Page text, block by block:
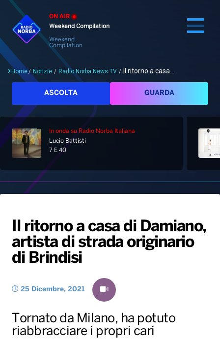
ON AIR
Weekend Compilation
Weekend
Compilation
Cerca
Home
Palinsesto
Hit Dance
Giochi&Concorsi
PALATOUR
Notizie
Locali
Musica e Spettacolo
Sport
Radio Norba Consiglia
Playlist
Generale
Notiziario
Interviste
Oroscopo
Gallery
Radio Norba News TV
Voce al Bari
Battiti Live 2026
Home/ Notizie / Radio Norba News TV / Il ritorno a casa...
ASCOLTA GUARDA
In onda su Radio Norba Italiana
Lucio Battisti
7 E 40
Il ritorno a casa di Damiano,
artista di strada originario
di Brindisi
25 Dicembre, 2021
Tornato da Milano, ha potuto
riabbracciare i propri cari